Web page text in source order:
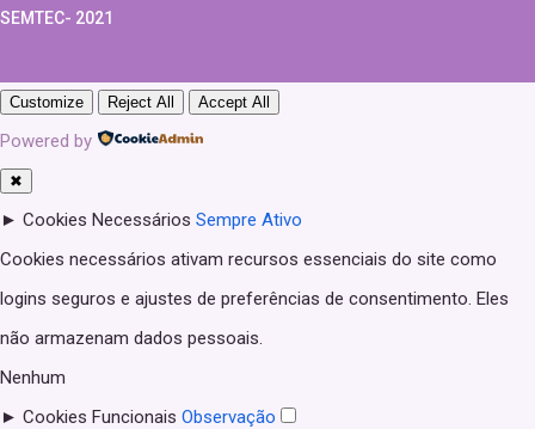
SEMTEC- 2021
Customize Reject All Accept All
Powered by
✖
► Cookies Necessários Sempre Ativo
Cookies necessários ativam recursos essenciais do site como
logins seguros e ajustes de preferências de consentimento. Eles
não armazenam dados pessoais.
Nenhum
► Cookies Funcionais Observação